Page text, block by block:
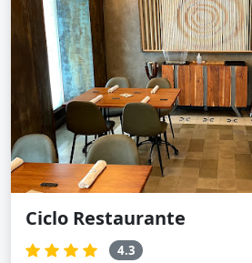
Ciclo Restaurante
4.3